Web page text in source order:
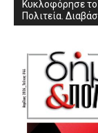
Κυκλοφόρησε
Πολιτεία.